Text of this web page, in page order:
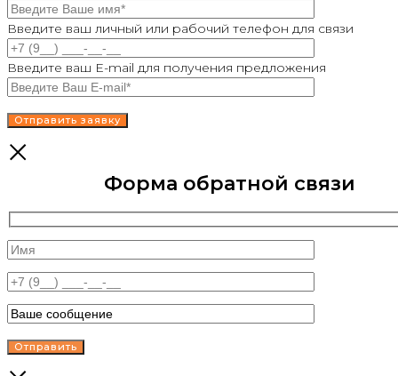
Введите ваш личный или рабочий телефон для связи
Введите ваш E-mail для получения предложения
Форма обратной связи